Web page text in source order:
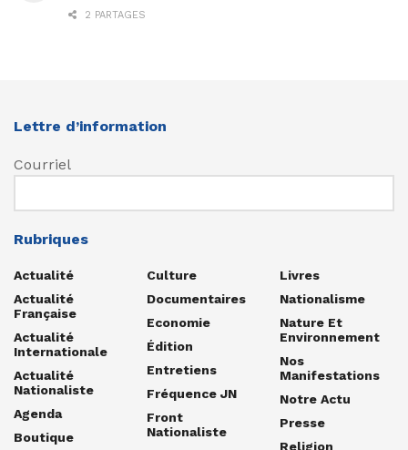
2 PARTAGES
Lettre d’information
Courriel
Rubriques
Actualité
Actualité
Française
Actualité
Internationale
Actualité
Nationaliste
Agenda
Boutique
Culture
Documentaires
Economie
Édition
Entretiens
Fréquence JN
Front
Nationaliste
Livres
Nationalisme
Nature Et
Environnement
Nos
Manifestations
Notre Actu
Presse
Religion